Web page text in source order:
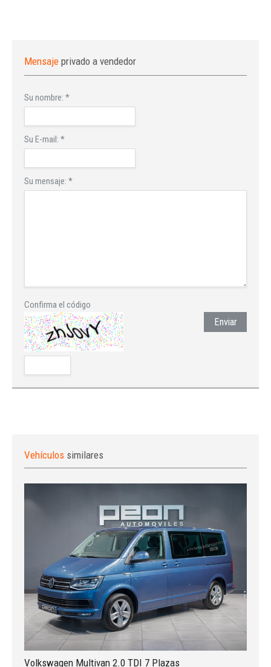
Mensaje privado a vendedor
Su nombre: *
Su E-mail: *
Su mensaje: *
Confirma el código
Enviar
Vehículos similares
Volkswagen Multivan 2.0 TDI 7 Plazas